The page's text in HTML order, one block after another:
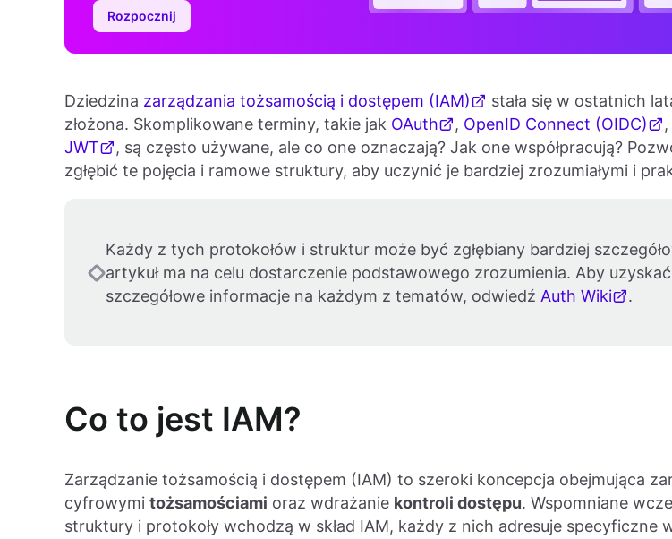
Rozpocznij
Dziedzina zarządzania tożsamością i dostępem (IAM)
stała się w ostatnich
złożona. Skomplikowane terminy, takie jak OAuth , OpenID Connect (OIDC) ,
JWT
, są często używane, ale co one oznaczają? Jak one współpracują?
zgłębić te pojęcia i ramowe struktury, aby uczynić je bardziej zrozumiałymi i
Każdy z tych protokołów i struktur może być zgłębiany bardziej
artykuł ma na celu dostarczenie podstawowego zrozumienia. Aby
szczegółowe informacje na każdym z tematów, odwiedź Auth Wiki .
Co to jest IAM?
Zarządzanie tożsamością i dostępem (IAM) to szeroki koncepcja obejmująca
cyfrowymi tożsamościami oraz wdrażanie kontroli dostępu. Wspomniane
struktury i protokoły wchodzą w skład IAM, każdy z nich adresuje specyficzne